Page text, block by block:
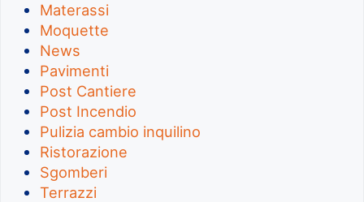
Materassi
Moquette
News
Pavimenti
Post Cantiere
Post Incendio
Pulizia cambio inquilino
Ristorazione
Sgomberi
Terrazzi